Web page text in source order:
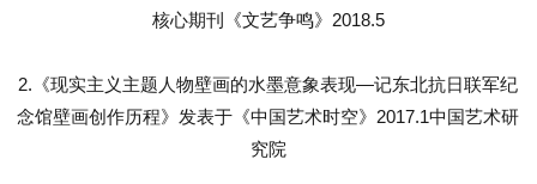
核心期刊《文艺争鸣》2018.5
2.《现实主义主题人物壁画的水墨意象表现—记东北抗日联军纪
念馆壁画创作历程》发表于《中国艺术时空》2017.1中国艺术研
究院